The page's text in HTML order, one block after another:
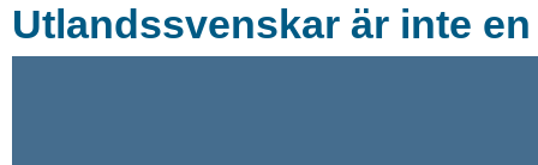
Utlandssvenskar är inte